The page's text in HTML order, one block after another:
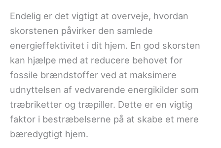
Endelig er det vigtigt at overveje, hvordan
skorstenen påvirker den samlede
energieffektivitet i dit hjem. En god skorsten
kan hjælpe med at reducere behovet for
fossile brændstoffer ved at maksimere
udnyttelsen af vedvarende energikilder som
træbriketter og træpiller. Dette er en vigtig
faktor i bestræbelserne på at skabe et mere
bæredygtigt hjem.